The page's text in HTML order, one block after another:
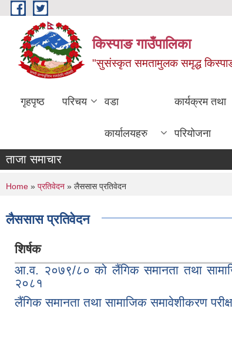
Skip to main content
किस्पाङ गाउँपालिका
"सुसंस्कृत समतामुलक समृद्ध
गृहपृष्ठ परिचय वडा
कार्यालयहरु
कार्यक्रम तथा
परियोजना
ताजा समाचार
You are here
Home » प्रतिवेदन » लैससास प्रतिवेदन
लैससास प्रतिवेदन
शिर्षक
आ.व. २०७९/८० को लैंगिक समानता तथा
२०८१
लैंगिक समानता तथा सामाजिक समावेशीकरण